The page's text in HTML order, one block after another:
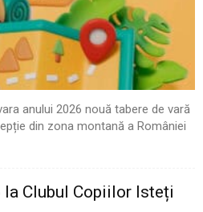
anului 2026 nouă tabere de vară
din zona montană a României
la Clubul Copiilor Isteți